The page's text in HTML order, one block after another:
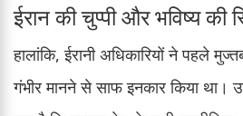
ईरान की चुप्पी और भविष्य की
हालांकि, ईरानी अधिकारियों ने पहले
गंभीर मानने से साफ इनकार किया था।